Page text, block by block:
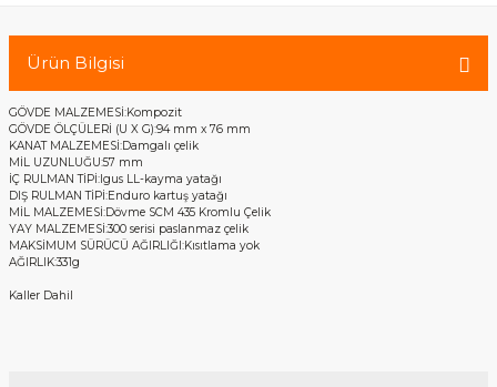
Ürün Bilgisi
GÖVDE MALZEMESİ:Kompozit
GÖVDE ÖLÇÜLERİ (U X G):94 mm x 76 mm
KANAT MALZEMESİ:Damgalı çelik
MİL UZUNLUĞU:57 mm
İÇ RULMAN TİPİ:Igus LL-kayma yatağı
DIŞ RULMAN TİPİ:Enduro kartuş yatağı
MİL MALZEMESİ:Dövme SCM 435 Kromlu Çelik
YAY MALZEMESİ:300 serisi paslanmaz çelik
MAKSİMUM SÜRÜCÜ AĞIRLIĞI:Kısıtlama yok
AĞIRLIK:331g
Kaller Dahil